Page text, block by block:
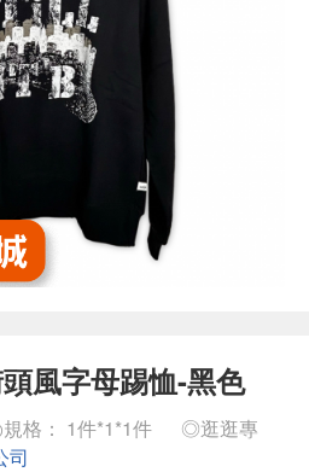
風字母踢恤-黑色
格： 1件*1*1件
◎逛逛專
司